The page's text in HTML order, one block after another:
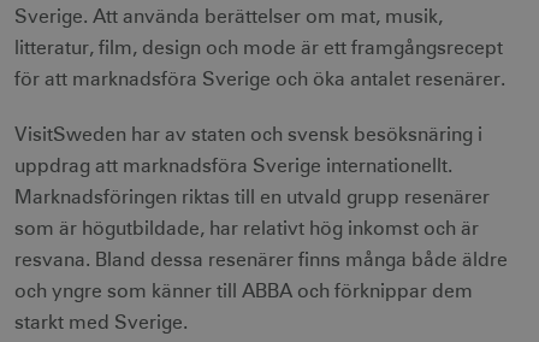
Sverige. Att använda berättelser om mat, musik,
litteratur, film, design och mode är ett framgångsrecept
för att marknadsföra Sverige och öka antalet resenärer.
VisitSweden har av staten och svensk besöksnäring i
uppdrag att marknadsföra Sverige internationellt.
Marknadsföringen riktas till en utvald grupp resenärer
som är högutbildade, har relativt hög inkomst och är
resvana. Bland dessa resenärer finns många både äldre
och yngre som känner till ABBA och förknippar dem
starkt med Sverige.